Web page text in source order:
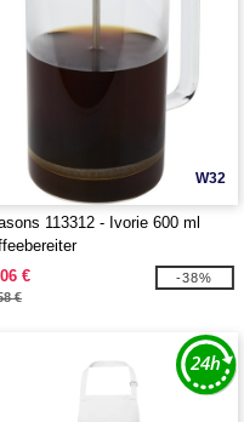
W32
113312 - Ivorie 600 ml
€
€
-38%